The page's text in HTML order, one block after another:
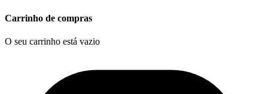
Carrinho de compras
O seu carrinho está vazio